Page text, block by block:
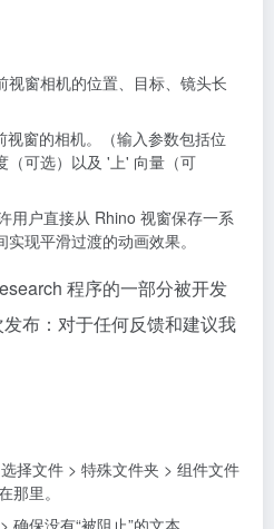
窗相机的位置、目标、镜头长
窗的相机。（输入参数包括位
（可选）以及 '上' 向量（可
用户直接从 Rhino 视窗保存一系
现平滑过渡的动画效果。
程序的一部分被开发
布：对于任何反馈和建议我
择文件 > 特殊文件夹 > 组件文件
那里。
保没有“被阻止”的文本。